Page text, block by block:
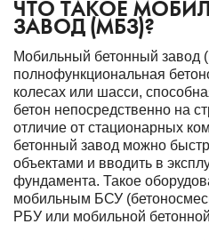
ЧТО ТАКОЕ
ЗАВОД (МБЗ)?
Мобильный бетонный
полнофункциональная
колесах или шасси,
бетон непосредственно на
отличие от стационарных
бетонный завод можно
объектами и вводить в
фундамента. Такое
мобильным БСУ
РБУ или мобильной